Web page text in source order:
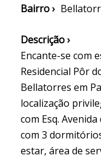
Bairro ›
Descrição ›
Encante-se com
Residencial Pôr
Bellatorres em
localização
com Esq.
com 3
estar, área de